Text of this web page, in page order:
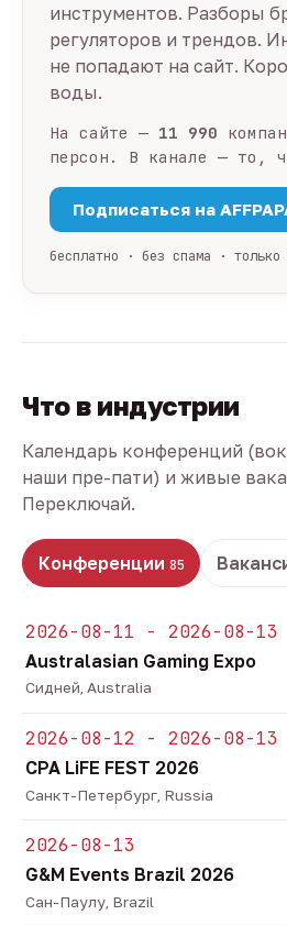
инструментов. Разборы
регуляторов и трендов.
не попадают на сайт.
воды.
На сайте — 11 990
персон. В канале — то,
Подписаться на
бесплатно · без спама · только
Что в индустрии
Календарь конференций
наши пре-пати) и живые
Переключай.
Конференции 85
2026-08-11 - 2026-08-13
Australasian Gaming Expo
Сидней, Australia
2026-08-12 - 2026-08-13
CPA LiFE FEST 2026
Санкт-Петербург, Russia
2026-08-13
G&M Events Brazil 2026
Сан-Паулу, Brazil